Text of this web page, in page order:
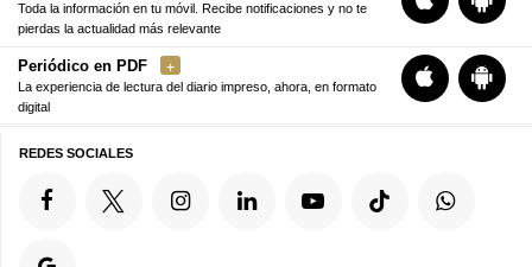
Toda la información en tu móvil. Recibe notificaciones y no te
pierdas la actualidad más relevante
Periódico en PDF
La experiencia de lectura del diario impreso, ahora, en formato
digital
REDES SOCIALES